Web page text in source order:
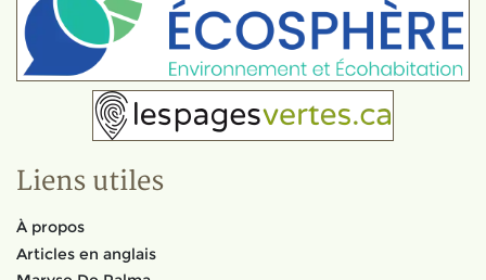
Liens utiles
À propos
Articles en anglais